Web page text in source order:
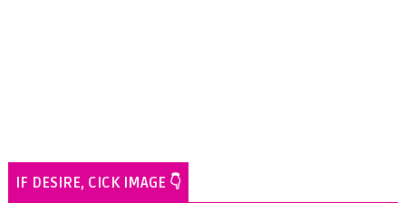
IF DESIRE, CICK IMAGE 👇